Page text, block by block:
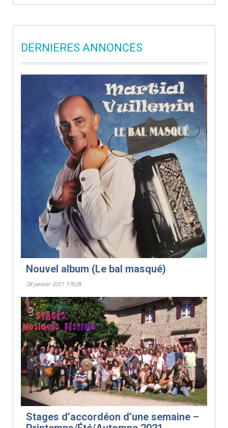
DERNIERES ANNONCES
Nouvel album (Le bal masqué)
28 janvier 2021 17h28
Stages d’accordéon d’une semaine –